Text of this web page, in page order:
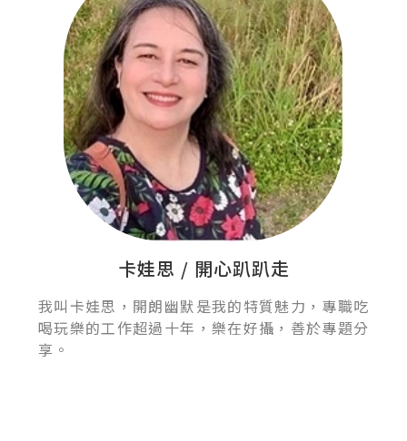
卡娃思 / 開心趴趴走
我叫卡娃思，開朗幽默是我的特質魅力，專職吃
喝玩樂的工作超過十年，樂在好攝，善於專題分
享。